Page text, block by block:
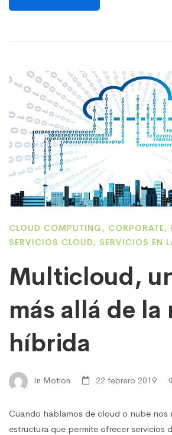
CLOUD COMPUTING, CORPORATE,
SERVICIOS CLOUD, SERVICIOS EN
Multicloud,
más allá de la
híbrida
In Motion 22 febrero 2019
Cuando hablamos de cloud o nube nos
estructura que permite ofrecer servicios